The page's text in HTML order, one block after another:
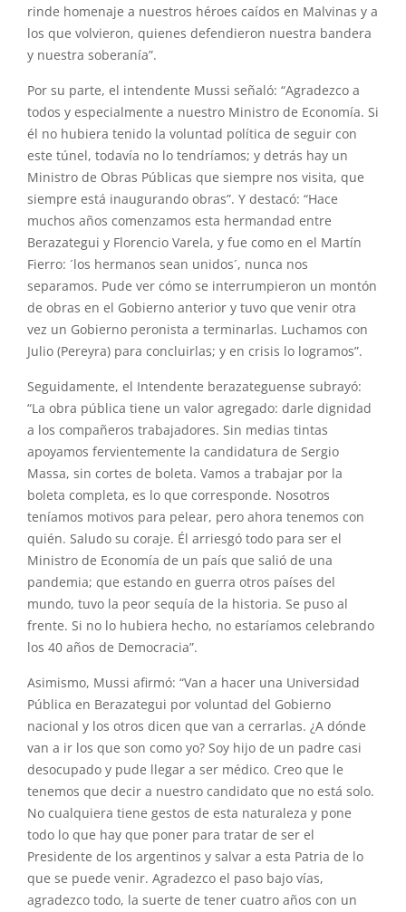
rinde homenaje a nuestros héroes caídos en Malvinas y a
los que volvieron, quienes defendieron nuestra bandera
y nuestra soberanía”.
Por su parte, el intendente Mussi señaló: “Agradezco a
todos y especialmente a nuestro Ministro de Economía. Si
él no hubiera tenido la voluntad política de seguir con
este túnel, todavía no lo tendríamos; y detrás hay un
Ministro de Obras Públicas que siempre nos visita, que
siempre está inaugurando obras”. Y destacó: “Hace
muchos años comenzamos esta hermandad entre
Berazategui y Florencio Varela, y fue como en el Martín
Fierro: ´los hermanos sean unidos´, nunca nos
separamos. Pude ver cómo se interrumpieron un montón
de obras en el Gobierno anterior y tuvo que venir otra
vez un Gobierno peronista a terminarlas. Luchamos con
Julio (Pereyra) para concluirlas; y en crisis lo logramos”.
Seguidamente, el Intendente berazateguense subrayó:
“La obra pública tiene un valor agregado: darle dignidad
a los compañeros trabajadores. Sin medias tintas
apoyamos fervientemente la candidatura de Sergio
Massa, sin cortes de boleta. Vamos a trabajar por la
boleta completa, es lo que corresponde. Nosotros
teníamos motivos para pelear, pero ahora tenemos con
quién. Saludo su coraje. Él arriesgó todo para ser el
Ministro de Economía de un país que salió de una
pandemia; que estando en guerra otros países del
mundo, tuvo la peor sequía de la historia. Se puso al
frente. Si no lo hubiera hecho, no estaríamos celebrando
los 40 años de Democracia”.
Asimismo, Mussi afirmó: “Van a hacer una Universidad
Pública en Berazategui por voluntad del Gobierno
nacional y los otros dicen que van a cerrarlas. ¿A dónde
van a ir los que son como yo? Soy hijo de un padre casi
desocupado y pude llegar a ser médico. Creo que le
tenemos que decir a nuestro candidato que no está solo.
No cualquiera tiene gestos de esta naturaleza y pone
todo lo que hay que poner para tratar de ser el
Presidente de los argentinos y salvar a esta Patria de lo
que se puede venir. Agradezco el paso bajo vías,
agradezco todo, la suerte de tener cuatro años con un